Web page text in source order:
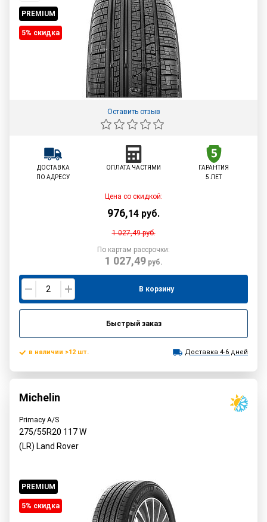
PREMIUM
5% cкидка
Оставить отзыв
ДОСТАВКА
ПО АДРЕСУ
ОПЛАТА ЧАСТЯМИ
ГАРАНТИЯ
5 ЛЕТ
Цена со скидкой:
976,14 руб.
1 027,49руб.
По картам рассрочки:
1 027,49руб.
В корзину
Быстрый заказ
в наличии >12 шт. Доставка 4-6 дней
Michelin
Primacy A/S
275/55R20 117W
(LR) Land Rover
PREMIUM
5% cкидка